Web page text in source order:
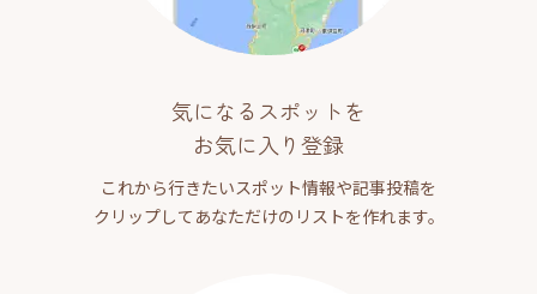
気になるスポットを
お気に入り登録
これから行きたいスポット情報や記事投稿を
クリップしてあなただけのリストを作れます。